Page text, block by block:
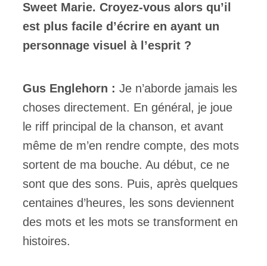
Sweet Marie. Croyez-vous alors qu’il
est plus facile d’écrire en ayant un
personnage visuel à l’esprit ?
Gus Englehorn : Je n’aborde jamais les
choses directement. En général, je joue
le riff principal de la chanson, et avant
même de m’en rendre compte, des mots
sortent de ma bouche. Au début, ce ne
sont que des sons. Puis, après quelques
centaines d’heures, les sons deviennent
des mots et les mots se transforment en
histoires.